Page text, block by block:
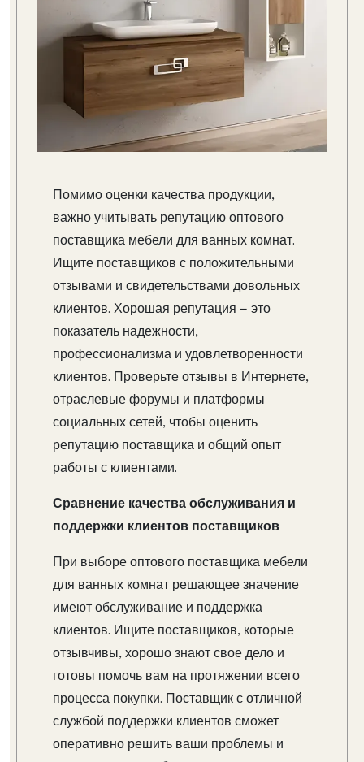
Помимо оценки качества продукции,
важно учитывать репутацию оптового
поставщика мебели для ванных комнат.
Ищите поставщиков с положительными
отзывами и свидетельствами довольных
клиентов. Хорошая репутация — это
показатель надежности,
профессионализма и удовлетворенности
клиентов. Проверьте отзывы в Интернете,
отраслевые форумы и платформы
социальных сетей, чтобы оценить
репутацию поставщика и общий опыт
работы с клиентами.
Сравнение качества обслуживания и
поддержки клиентов поставщиков
При выборе оптового поставщика мебели
для ванных комнат решающее значение
имеют обслуживание и поддержка
клиентов. Ищите поставщиков, которые
отзывчивы, хорошо знают свое дело и
готовы помочь вам на протяжении всего
процесса покупки. Поставщик с отличной
службой поддержки клиентов сможет
оперативно решить ваши проблемы и